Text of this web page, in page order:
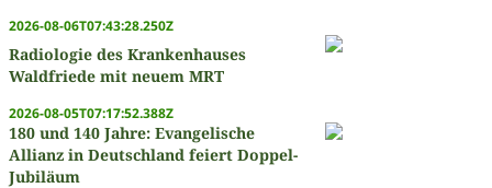
2026-08-06T07:43:28.250Z
Radiologie des Krankenhauses
Waldfriede mit neuem MRT
2026-08-05T07:17:52.388Z
180 und 140 Jahre: Evangelische
Allianz in Deutschland feiert Doppel-
Jubiläum